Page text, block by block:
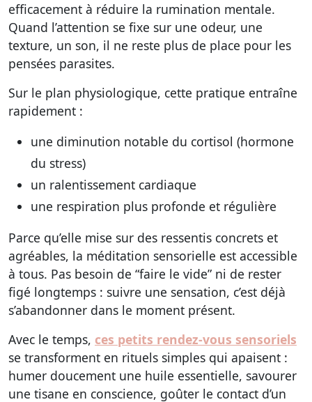
efficacement à réduire la rumination mentale.
Quand l’attention se fixe sur une odeur, une
texture, un son, il ne reste plus de place pour les
pensées parasites.
Sur le plan physiologique, cette pratique entraîne
rapidement :
une diminution notable du cortisol (hormone
du stress)
un ralentissement cardiaque
une respiration plus profonde et régulière
Parce qu’elle mise sur des ressentis concrets et
agréables, la méditation sensorielle est accessible
à tous. Pas besoin de “faire le vide” ni de rester
figé longtemps : suivre une sensation, c’est déjà
s’abandonner dans le moment présent.
Avec le temps, ces petits rendez-vous sensoriels
se transforment en rituels simples qui apaisent :
humer doucement une huile essentielle, savourer
une tisane en conscience, goûter le contact d’un